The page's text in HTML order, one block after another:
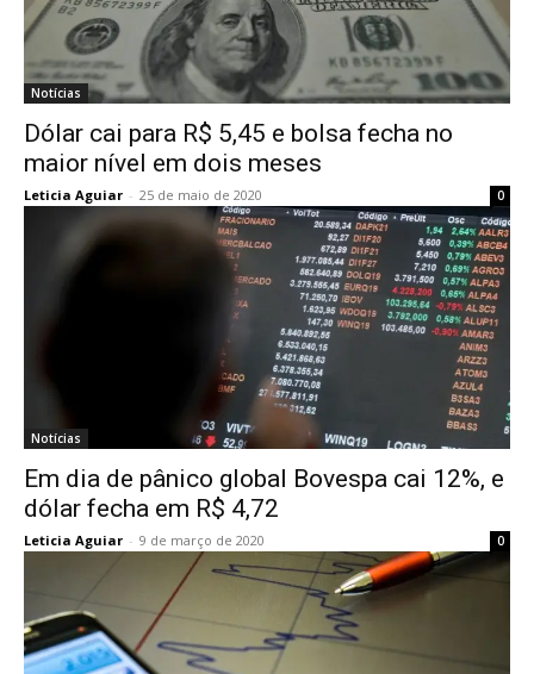
Notícias
Dólar cai para R$ 5,45 e bolsa fecha no
maior nível em dois meses
Leticia Aguiar - 25 de maio de 2020 0
Notícias
Em dia de pânico global Bovespa cai 12%, e
dólar fecha em R$ 4,72
Leticia Aguiar - 9 de março de 2020 0